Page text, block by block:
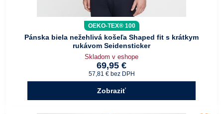
OEKO-TEX® 100
Pánska biela nežehlivá košeľa Shaped fit s krátkym
rukávom Seidensticker
Skladom v eshope
69,95 €
57,81 € bez DPH
Zobraziť